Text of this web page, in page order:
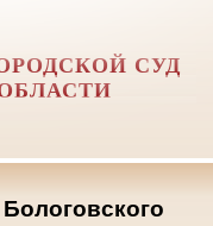
СУД